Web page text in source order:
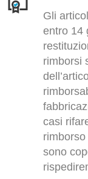
Gli
entro 14
rimborsi
casi
sono